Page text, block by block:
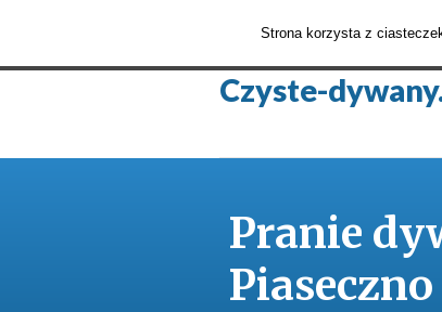
Czyste-
Pranie
Piaseczno
Strona korzysta z